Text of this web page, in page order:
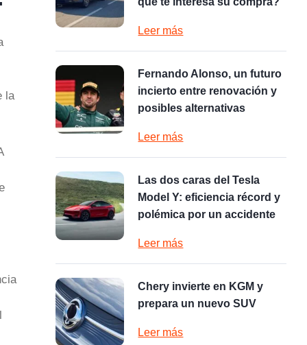
la
Leer más
Fernando Alonso, un futuro
incierto entre renovación y
posibles alternativas
Leer más
Las dos caras del Tesla
Model Y: eficiencia récord y
polémica por un accidente
Leer más
Chery invierte en KGM y
prepara un nuevo SUV
Leer más